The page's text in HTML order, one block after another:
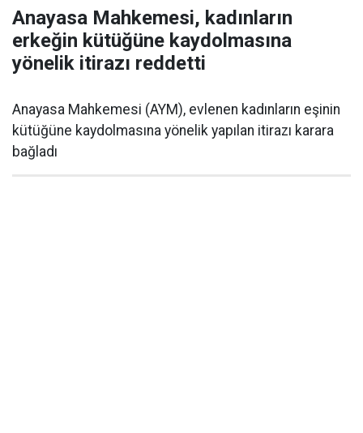
Anayasa Mahkemesi, kadınların
erkeğin kütüğüne kaydolmasına
yönelik itirazı reddetti
Anayasa Mahkemesi (AYM), evlenen kadınların eşinin
kütüğüne kaydolmasına yönelik yapılan itirazı karara
bağladı